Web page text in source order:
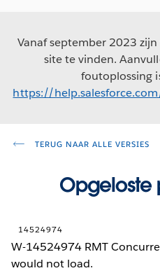
Vanaf september 2023
site te vinden.
foutoplossing
https://
TERUG NAAR ALLE VERSIES
Opgeloste
14524974
W-14524974 RMT
would not load.